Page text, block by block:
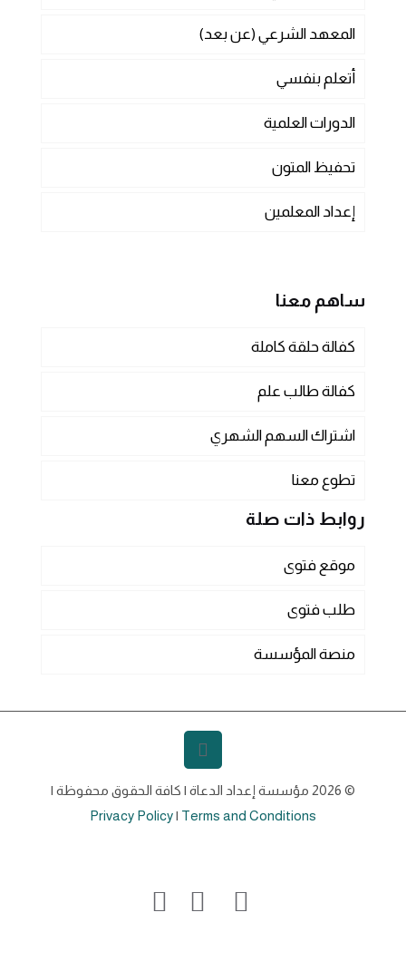
المعهد الشرعي (عن بعد)
أتعلم بنفسي
الدورات العلمية
تحفيظ المتون
إعداد المعلمين
ساهم معنا
كفالة حلقة كاملة
كفالة طالب علم
اشتراك السهم الشهري
تطوع معنا
روابط ذات صلة
موقع فتوى
طلب فتوى
منصة المؤسسة
© 2026 مؤسسة إعداد الدعاة | كافة الحقوق محفوظة |
Privacy Policy| Terms and Conditions